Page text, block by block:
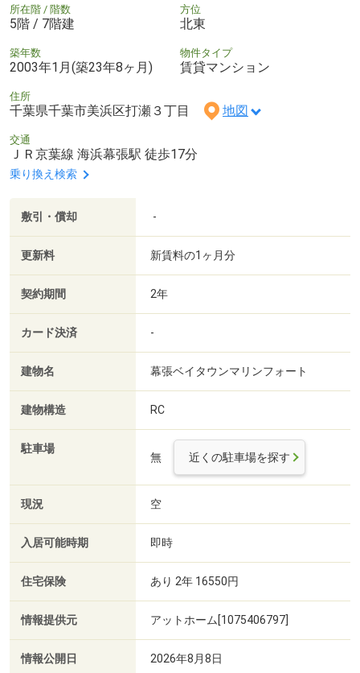
所在階 / 階数
5階 / 7階建
方位
北東
築年数
2003年1月(築23年8ヶ月)
物件タイプ
賃貸マンション
住所
千葉県千葉市美浜区打瀬３丁目 地図
交通
ＪＲ京葉線 海浜幕張駅 徒歩17分
乗り換え検索
敷引・償却 -
更新料 新賃料の1ヶ月分
契約期間 2年
カード決済 -
建物名 幕張ベイタウンマリンフォート
建物構造 RC
駐車場
無 近くの駐車場を探す
現況 空
入居可能時期 即時
住宅保険 あり 2年 16550円
情報提供元 アットホーム[1075406797]
情報公開日 2026年8月8日